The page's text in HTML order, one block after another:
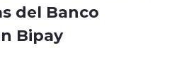
del Banco
Bipay